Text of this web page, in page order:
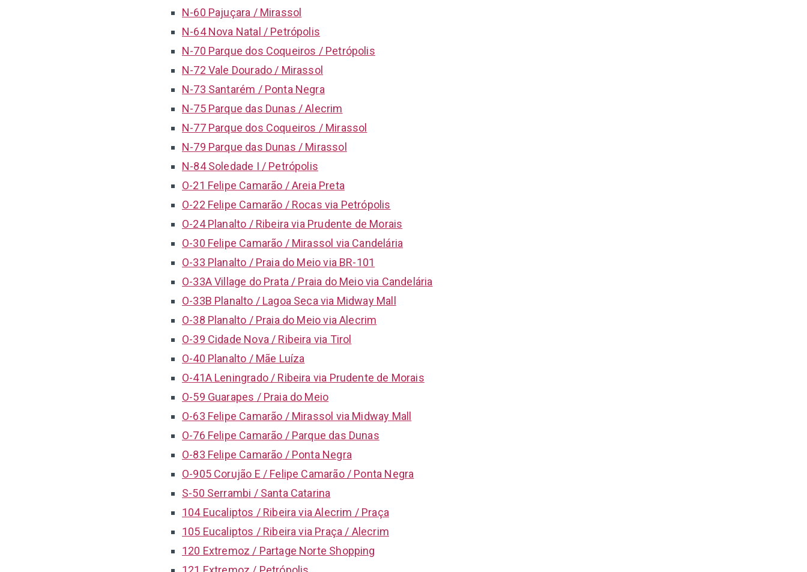
N-60 Pajuçara / Mirassol
N-64 Nova Natal / Petrópolis
N-70 Parque dos Coqueiros / Petrópolis
N-72 Vale Dourado / Mirassol
N-73 Santarém / Ponta Negra
N-75 Parque das Dunas / Alecrim
N-77 Parque dos Coqueiros / Mirassol
N-79 Parque das Dunas / Mirassol
N-84 Soledade I / Petrópolis
O-21 Felipe Camarão / Areia Preta
O-22 Felipe Camarão / Rocas via Petrópolis
O-24 Planalto / Ribeira via Prudente de Morais
O-30 Felipe Camarão / Mirassol via Candelária
O-33 Planalto / Praia do Meio via BR-101
O-33A Village do Prata / Praia do Meio via Candelária
O-33B Planalto / Lagoa Seca via Midway Mall
O-38 Planalto / Praia do Meio via Alecrim
O-39 Cidade Nova / Ribeira via Tirol
O-40 Planalto / Mãe Luíza
O-41A Leningrado / Ribeira via Prudente de Morais
O-59 Guarapes / Praia do Meio
O-63 Felipe Camarão / Mirassol via Midway Mall
O-76 Felipe Camarão / Parque das Dunas
O-83 Felipe Camarão / Ponta Negra
O-905 Corujão E / Felipe Camarão / Ponta Negra
S-50 Serrambi / Santa Catarina
104 Eucaliptos / Ribeira via Alecrim / Praça
105 Eucaliptos / Ribeira via Praça / Alecrim
120 Extremoz / Partage Norte Shopping